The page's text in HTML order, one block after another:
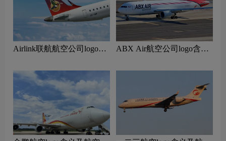
Airlink联航航空公司logo含
ABX Air航空公司logo含义